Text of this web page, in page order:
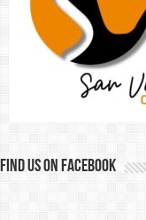
Find us on Facebook